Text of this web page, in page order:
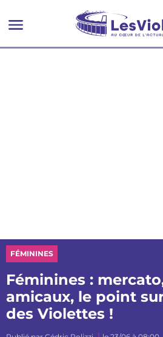
FÉMININES
Féminines :
amicaux, le point
des Violettes !